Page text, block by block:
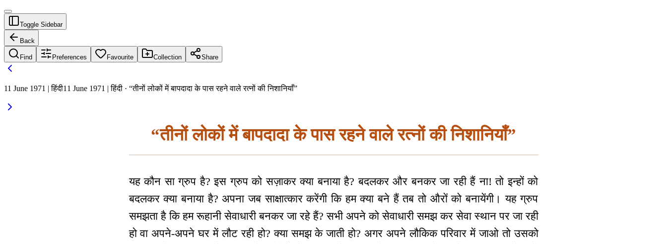
Toggle Sidebar
Back
Find Preferences Favourite Collection Share
11 June 1971 | हिंदी11 June 1971 | हिंदी · “तीनों लोकों में बापदादा के पास रहने वाले रत्नों की निशानियाँ”
“तीनों लोकों में बापदादा के पास रहने वाले रत्नों की निशानियाँ”
यह कौन सा ग्रुप है? इस ग्रुप को सज़ाकर क्या बनाया है? बदलकर और बनकर जा रही हैं ना! तो इन्हों को
बदलकर क्या बनाया है? अपना जब साक्षात्कार करेंगी कि हम क्या बने हैं तब तो औरों को बनायेंगी। यह ग्रुप
समझता है कि हम रूहानी सेवाधारी बनकर जा रहे हैं? सभी अपने को सेवाधारी समझ कर सेवा स्थान पर जा रही
हो वा अपने-अपने घर में लौट रही हो? क्या समझ के जाती हो? अगर अपने लौकिक परिवार में जाओ तो उसको